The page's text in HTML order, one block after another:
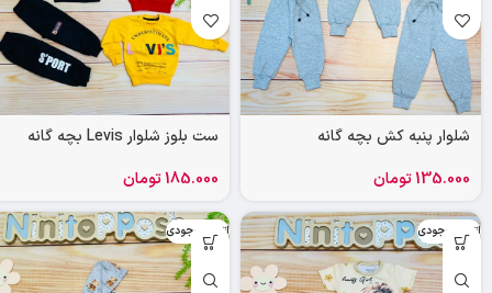
شلوار پنبه کش بچه گانه
135.000تومان
ست بلوز شلوار Levis بچه گانه
185.000تومان
اتمام موجودی اتمام موجودی